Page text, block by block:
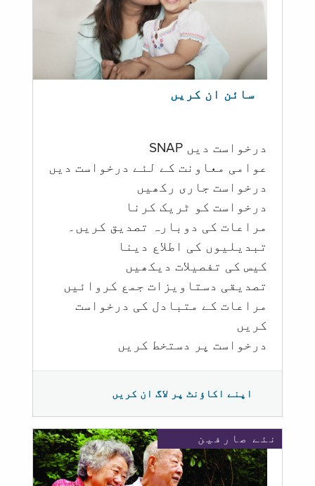
سائن ان کریں
درخواست دیں SNAP
عوامی معاونت کے لئے درخواست دیں
درخواست جاری رکھیں
درخواست کو ٹریک کرنا
مراعات کی دوبارہ تصدیق کریں۔
تبدیلیوں کی اطلاع دینا
کیس کی تفصیلات دیکھیں
تصدیقی دستاویزات جمع کروائیں
مراعات کے متبادل کی درخواست
کریں
درخواست پر دستخط کریں
اپنے اکاؤنٹ پر لاگ ان کریں
نئے صارفین